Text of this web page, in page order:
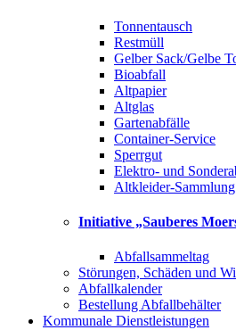
Tonnentausch
Restmüll
Gelber Sack/Gelbe
Bioabfall
Altpapier
Altglas
Gartenabfälle
Container-Service
Sperrgut
Elektro- und
Altkleider-Sammlung
Initiative „Sauberes
Abfallsammeltag
Störungen, Schäden und
Abfallkalender
Bestellung Abfallbehälter
Kommunale Dienstleistungen